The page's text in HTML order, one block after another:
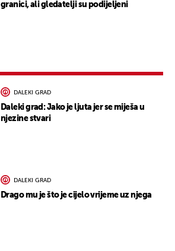
granici, ali gledatelji su podijeljeni
DALEKI GRAD
Daleki grad: Jako je ljuta jer se miješa u
njezine stvari
DALEKI GRAD
Drago mu je što je cijelo vrijeme uz njega